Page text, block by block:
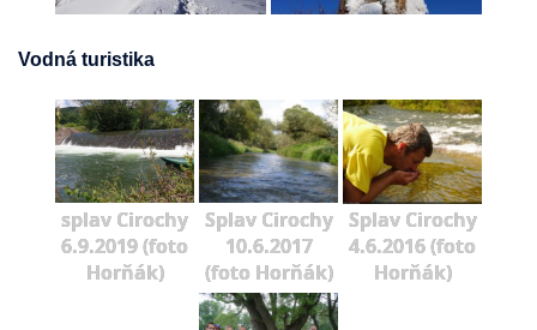
Vodná turistika
splav Cirochy
6.9.2019 (foto
Horňák)
Splav Cirochy
10.6.2017
(foto Horňák)
Splav Cirochy
4.6.2016 (foto
Horňák)